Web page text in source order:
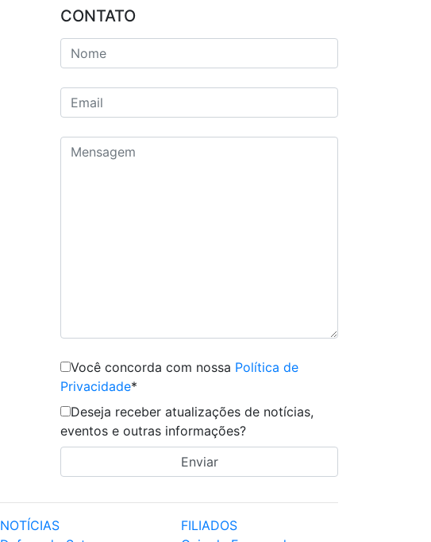
CONTATO
Você concorda com nossa Política de
Privacidade*
Deseja receber atualizações de notícias,
eventos e outras informações?
NOTÍCIAS
FILIADOS